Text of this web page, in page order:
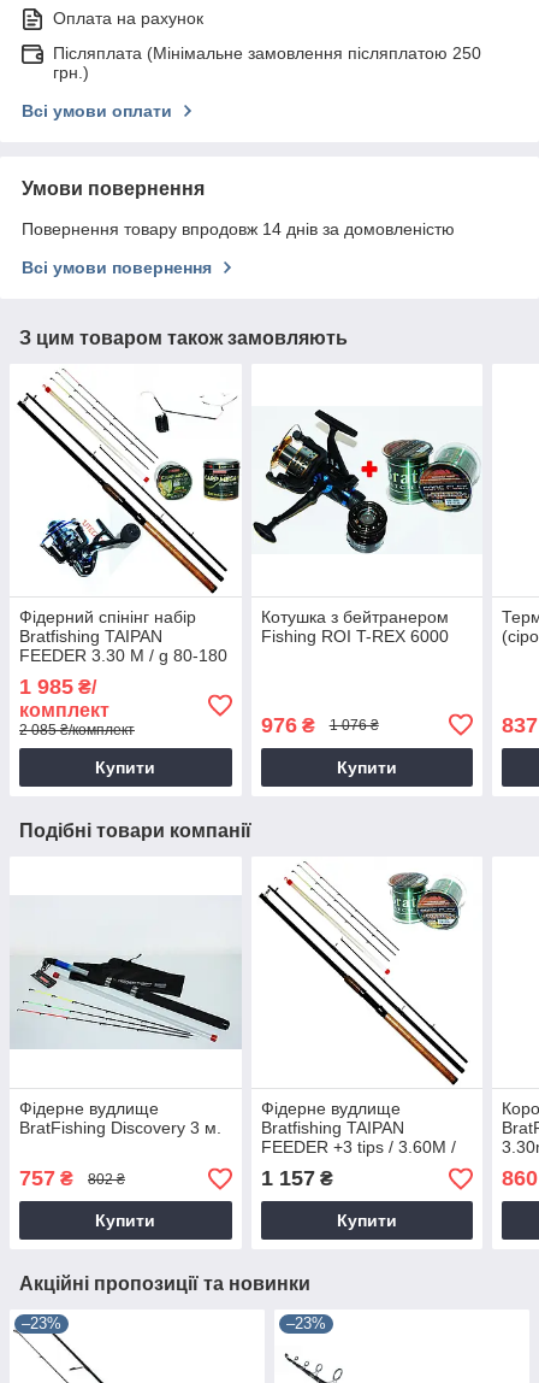
Оплата на рахунок
Післяплата (Мінімальне замовлення післяплатою 250
грн.)
Всі умови оплати
Умови повернення
Повернення товару впродовж 14 днів за домовленістю
Всі умови повернення
З цим товаром також замовляють
Фідерний спінінг набір
Bratfishing TAIPAN
FEEDER 3.30 M / g 80-180
1 985 ₴/
комплект
2 085 ₴/комплект
Купити
Котушка з бейтранером
Fishing ROI T-REX 6000
976₴ 1 076 ₴
Купити
837
Подібні товари компанії
Фідерне вудлище
BratFishing Discovery 3 м.
757 ₴ 802 ₴
Купити
Фідерне вудлище
Bratfishing TAIPAN
FEEDER +3 tips / 3.60M /
80-180 g
1 157₴
Купити
860
Акційні пропозиції та новинки
–23% –23%